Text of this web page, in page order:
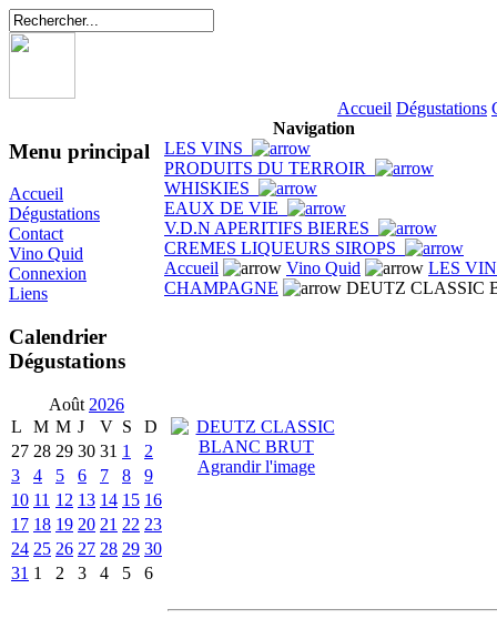
Accueil Dégustations
Menu principal
Accueil
Dégustations
Contact
Vino Quid
Connexion
Liens
Calendrier
Dégustations
Août 2026
L
M M J V S
D
27 28 29 30 31 1
2
3
4 5 6 7 8
9
10 11 12 13 14 15 16
17 18 19 20 21 22 23
24 25 26 27 28 29 30
31 1 2 3 4 5 6
Navigation
LES VINS
PRODUITS DU TERROIR
WHISKIES
EAUX DE VIE
V.D.N APERITIFS BIERES
CREMES LIQUEURS SIROPS
Accueil
Vino Quid
LES
CHAMPAGNE
DEUTZ CLASSIC
Agrandir l'image